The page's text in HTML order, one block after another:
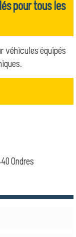
pour tous les
véhicules équipés
Ondres